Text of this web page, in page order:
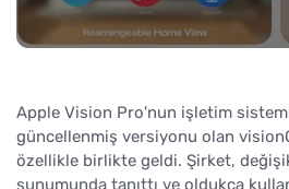
Apple Vision Pro'nun işletim
güncellenmiş versiyonu olan
özellikle birlikte geldi. Şirket,
sunumunda tanıttı ve oldukça